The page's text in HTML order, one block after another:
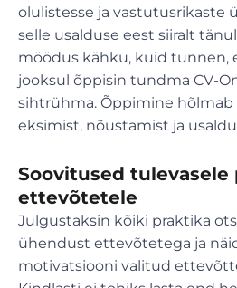
olulistesse ja vastutusrikaste
selle usalduse eest siiralt
möödus kähku, kuid tunnen,
jooksul õppisin tundma CV-
sihtrühma. Õppimine
eksimist, nõustamist ja
Soovitused
ettevõtetele
Julgustaksin kõiki praktika
ühendust ettevõtetega ja
motivatsiooni valitud